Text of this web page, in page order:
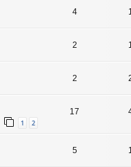
4
2
2
1 2
17
5